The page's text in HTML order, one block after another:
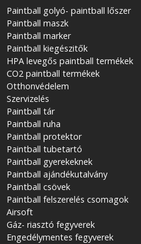
Paintball golyó- paintball lőszer
Paintball maszk
Paintball marker
Paintball kiegészitők
HPA levegős paintball termékek
CO2 paintball termékek
Otthonvédelem
Szervizelés
Paintball tár
Paintball ruha
Paintball protektor
Paintball tubetartó
Paintball gyerekeknek
Paintball ajándékutalvány
Paintball csövek
Paintball felszerelés csomagok
Airsoft
Gáz- riasztó fegyverek
Engedélymentes fegyverek